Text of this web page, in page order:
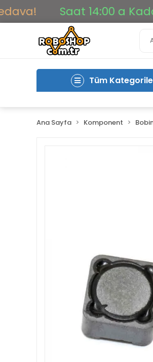
Saat 14:00 a Kadar
Tüm
Ana Sayfa Komponent